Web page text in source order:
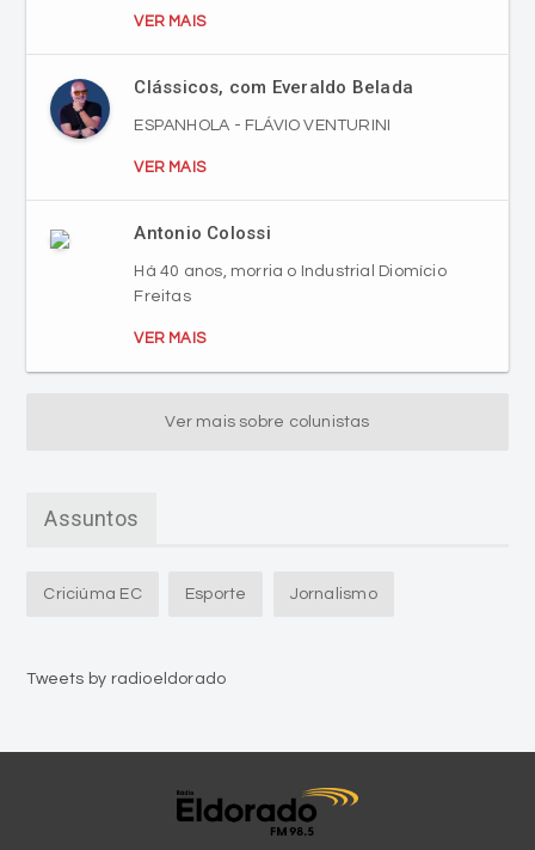
VER MAIS
Clássicos, com Everaldo Belada
ESPANHOLA - FLÁVIO VENTURINI
VER MAIS
Antonio Colossi
Há 40 anos, morria o Industrial Diomício
Freitas
VER MAIS
Ver mais sobre colunistas
Assuntos
Criciúma EC Esporte Jornalismo
Tweets by radioeldorado